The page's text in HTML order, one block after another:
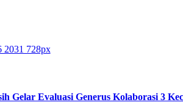
Gelar Evaluasi Generus Kolaborasi 3